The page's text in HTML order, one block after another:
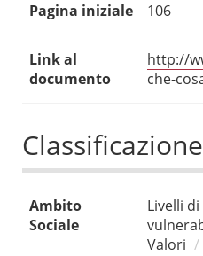
Pagina iniziale 106
Link al
documento
http://
che-
Classificazione
Ambito
Sociale
Livelli
Valori